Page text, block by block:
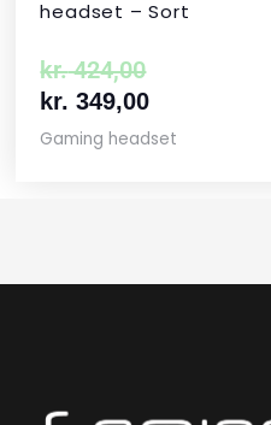
headset – Sort
kr.424,00
kr. 349,00
Gaming headset